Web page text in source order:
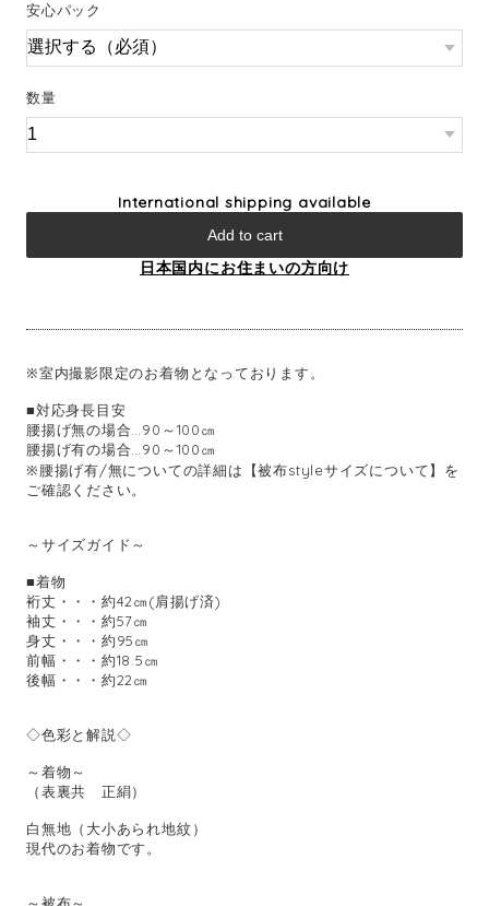
安心パック
数量
International shipping available
Add to cart
日本国内にお住まいの方向け
※室内撮影限定のお着物となっております。
■対応身長目安
腰揚げ無の場合…90～100㎝
腰揚げ有の場合…90～100㎝
※腰揚げ有/無についての詳細は【被布styleサイズについて】を
ご確認ください。
～サイズガイド～
■着物
裄丈・・・約42㎝(肩揚げ済)
袖丈・・・約57㎝
身丈・・・約95㎝
前幅・・・約18.5㎝
後幅・・・約22㎝
◇色彩と解説◇
～着物～
（表裏共 正絹）
白無地（大小あられ地紋）
現代のお着物です。